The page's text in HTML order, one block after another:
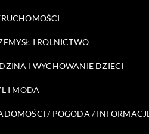
I ROLNICTWO
I WYCHOWANIE DZIECI
I MODA
/ POGODA /